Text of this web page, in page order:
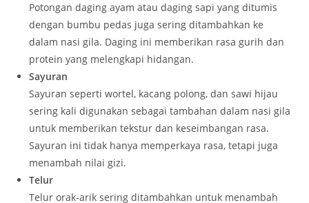
Potongan daging ayam atau daging sapi yang ditumis
dengan bumbu pedas juga sering ditambahkan ke
dalam nasi gila. Daging ini memberikan rasa gurih dan
protein yang melengkapi hidangan.
Sayuran
Sayuran seperti wortel, kacang polong, dan sawi hijau
sering kali digunakan sebagai tambahan dalam nasi gila
untuk memberikan tekstur dan keseimbangan rasa.
Sayuran ini tidak hanya memperkaya rasa, tetapi juga
menambah nilai gizi.
Telur
Telur orak-arik sering ditambahkan untuk menambah